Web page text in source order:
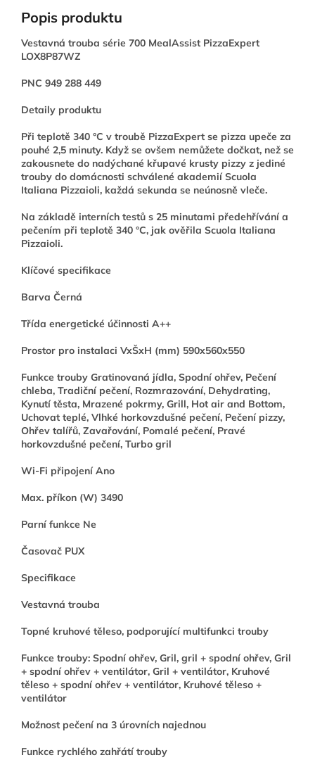
Popis produktu
Vestavná trouba série 700 MealAssist PizzaExpert
LOX8P87WZ
PNC 949 288 449
Detaily produktu
Při teplotě 340 °C v troubě PizzaExpert se pizza upeče za
pouhé 2,5 minuty. Když se ovšem nemůžete dočkat, než se
zakousnete do nadýchané křupavé krusty pizzy z jediné
trouby do domácnosti schválené akademií Scuola
Italiana Pizzaioli, každá sekunda se neúnosně vleče.
Na základě interních testů s 25 minutami předehřívání a
pečením při teplotě 340 °C, jak ověřila Scuola Italiana
Pizzaioli.
Klíčové specifikace
Barva Černá
Třída energetické účinnosti A++
Prostor pro instalaci VxŠxH (mm) 590x560x550
Funkce trouby Gratinovaná jídla, Spodní ohřev, Pečení
chleba, Tradiční pečení, Rozmrazování, Dehydrating,
Kynutí těsta, Mrazené pokrmy, Grill, Hot air and Bottom,
Uchovat teplé, Vlhké horkovzdušné pečení, Pečení pizzy,
Ohřev talířů, Zavařování, Pomalé pečení, Pravé
horkovzdušné pečení, Turbo gril
Wi-Fi připojení Ano
Max. příkon (W) 3490
Parní funkce Ne
Časovač PUX
Specifikace
Vestavná trouba
Topné kruhové těleso, podporující multifunkci trouby
Funkce trouby: Spodní ohřev, Gril, gril + spodní ohřev, Gril
+ spodní ohřev + ventilátor, Gril + ventilátor, Kruhové
těleso + spodní ohřev + ventilátor, Kruhové těleso +
ventilátor
Možnost pečení na 3 úrovních najednou
Funkce rychlého zahřátí trouby